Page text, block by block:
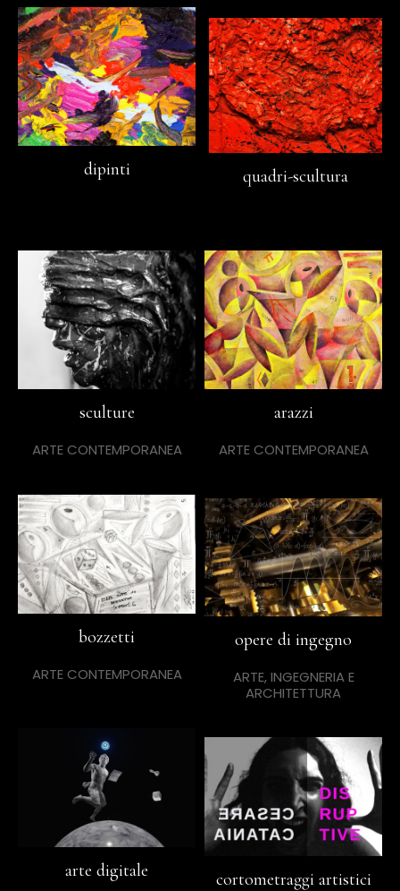
dipinti quadri-scultura
sculture
ARTE CONTEMPORANEA
arazzi
ARTE CONTEMPORANEA
bozzetti
ARTE CONTEMPORANEA
opere di ingegno
ARTE, INGEGNERIA E
ARCHITETTURA
arte digitale cortometraggi artistici